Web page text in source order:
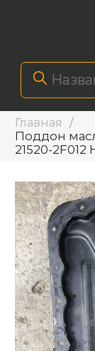
Главная
Поддон
21520-2F012